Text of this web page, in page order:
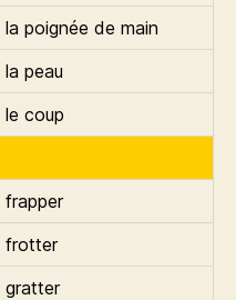
la poignée de main
la peau
le coup
frapper
frotter
gratter